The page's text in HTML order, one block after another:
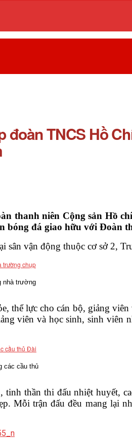
đoàn TNCS Hồ
thanh niên Cộng sản Hồ
đá giao hữu với Đoàn
sân vận động thuộc cơ sở 2,
nhà trường
thể lực cho cán bộ, giảng
viên và học sinh, sinh
các cầu thủ
thần thi đấu nhiệt huyết,
Mỗi trận đấu đều mang lại